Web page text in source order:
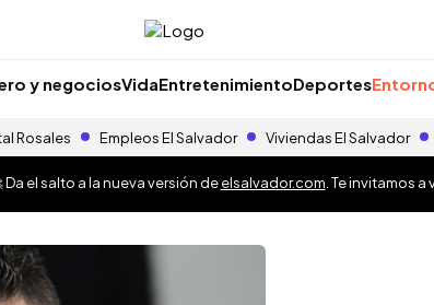
y negociosVidaEntretenimientoDeportes
Rosales Empleos El Salvador Viviendas El Salvador
el salto a la nueva versión deelsalvador.com . Te invitamos